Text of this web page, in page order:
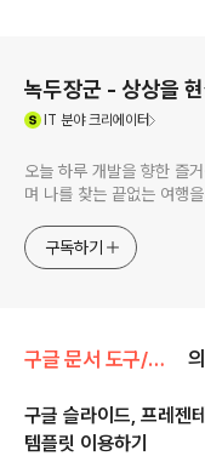
녹두장군 - 상상을
IT 분야 크리에이터
오늘 하루 개발을 향한 즐
며 나를 찾는 끝없는 여행
구독하기
구글 문서 도구/구글 프레젠테이션
구글 슬라이드, 프레젠
템플릿 이용하기